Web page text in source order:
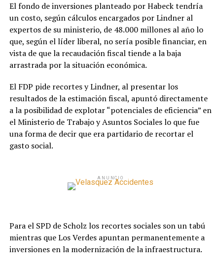
El fondo de inversiones planteado por Habeck tendría
un costo, según cálculos encargados por Lindner al
expertos de su ministerio, de 48.000 millones al año lo
que, según el líder liberal, no sería posible financiar, en
vista de que la recaudación fiscal tiende a la baja
arrastrada por la situación económica.
El FDP pide recortes y Lindner, al presentar los
resultados de la estimación fiscal, apuntó directamente
a la posibilidad de explotar “potenciales de eficiencia” en
el Ministerio de Trabajo y Asuntos Sociales lo que fue
una forma de decir que era partidario de recortar el
gasto social.
ANUNCIO
Para el SPD de Scholz los recortes sociales son un tabú
mientras que Los Verdes apuntan permanentemente a
inversiones en la modernización de la infraestructura.